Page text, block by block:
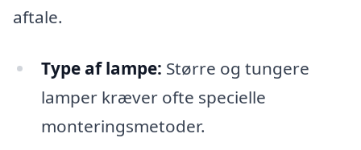
aftale.
Type af lampe: Større og tungere
lamper kræver ofte specielle
monteringsmetoder.